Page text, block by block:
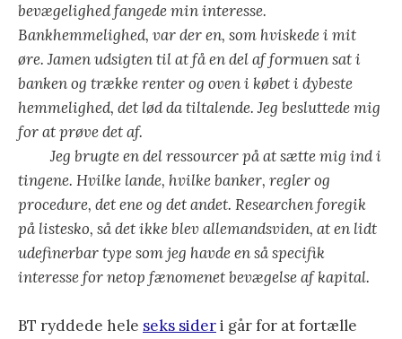
bevægelighed fangede min interesse.
Bankhemmelighed, var der en, som hviskede i mit
øre. Jamen udsigten til at få en del af formuen sat i
banken og trække renter og oven i købet i dybeste
hemmelighed, det lød da tiltalende. Jeg besluttede mig
for at prøve det af.
Jeg brugte en del ressourcer på at sætte mig ind i
tingene. Hvilke lande, hvilke banker, regler og
procedure, det ene og det andet. Researchen foregik
på listesko, så det ikke blev allemandsviden, at en lidt
udefinerbar type som jeg havde en så specifik
interesse for netop fænomenet bevægelse af kapital.
BT ryddede hele seks sideri går for at fortælle